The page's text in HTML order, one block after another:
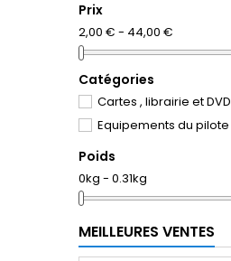
Prix
2,00 € - 44,00 €
Catégories
Cartes , librairie et DVD
Equipements du pilote
Poids
0kg - 0.31kg
MEILLEURES VENTES